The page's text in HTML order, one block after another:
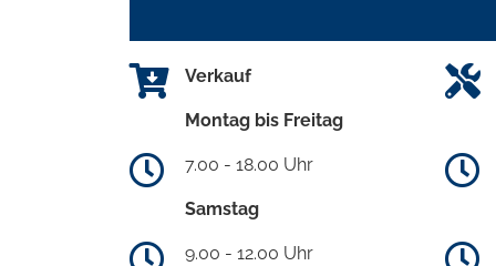
Verkauf
Montag bis Freitag
7.00 - 18.00 Uhr
Samstag
9.00 - 12.00 Uhr